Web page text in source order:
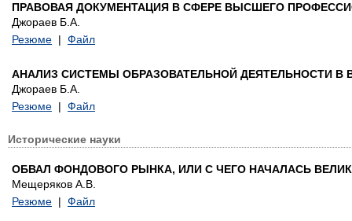
ПРАВОВАЯ ДОКУМЕНТАЦИЯ В СФЕРЕ ВЫСШЕГО
Джораев Б.А.
Резюме | Файл
АНАЛИЗ СИСТЕМЫ ОБРАЗОВАТЕЛЬНОЙ ДЕЯТЕЛЬНОСТИ
Джораев Б.А.
Резюме | Файл
Исторические науки
ОБВАЛ ФОНДОВОГО РЫНКА, ИЛИ С ЧЕГО НАЧАЛАСЬ
Мещеряков А.В.
Резюме | Файл